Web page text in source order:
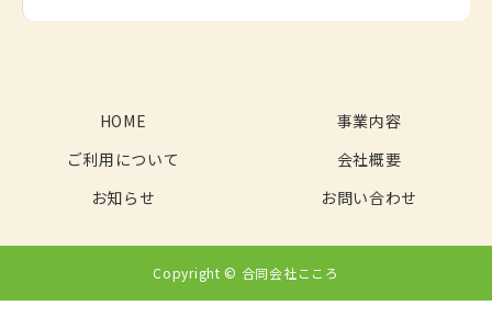
HOME
事業内容
ご利用について
会社概要
お知らせ
お問い合わせ
Copyright © 合同会社こころ